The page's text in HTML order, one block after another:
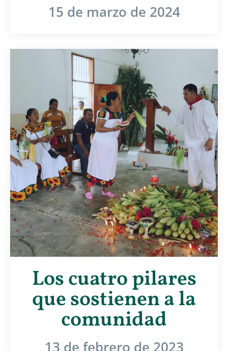
15 de marzo de 2024
Los cuatro pilares
que sostienen a la
comunidad
13 de febrero de 2023